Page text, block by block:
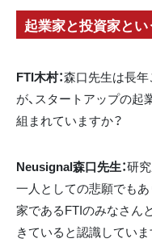
起業家と投資家とい
FTI木村：森口先生は長
が、スタートアップの起
組まれていますか？
Neusignal森口先生：研
一人としての悲願でも
家であるFTIのみなさん
きていると認識していま